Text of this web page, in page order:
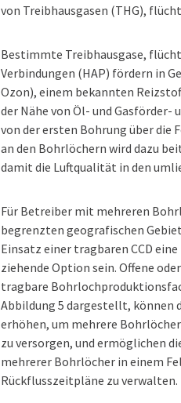
von Treibhausgasen (THG),
Bestimmte Treibhausgase,
Verbindungen (HAP) fördern in
Ozon), einem bekannten
der Nähe von Öl- und Gasförder-
von der ersten Bohrung über die
an den Bohrlöchern wird dazu
damit die Luftqualität in den
Für Betreiber mit mehreren
begrenzten geografischen
Einsatz einer tragbaren CCD
ziehende Option sein. Offene
tragbare
Abbildung 5 dargestellt, können
erhöhen, um mehrere
zu versorgen, und ermöglichen
mehrerer Bohrlöcher in einem
Rückflusszeitpläne zu verwalten.